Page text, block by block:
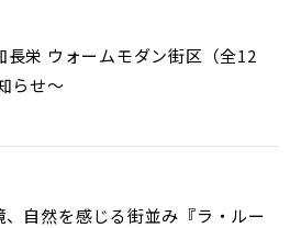
長栄 ウォームモダン街区（全12
らせ～
自然を感じる街並み『ラ・ルー